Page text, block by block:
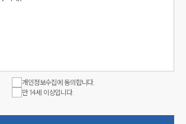
개인정보수집에 동의합니다.
만 14세 이상입니다.